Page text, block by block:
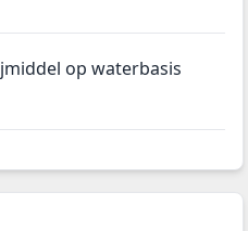
op waterbasis